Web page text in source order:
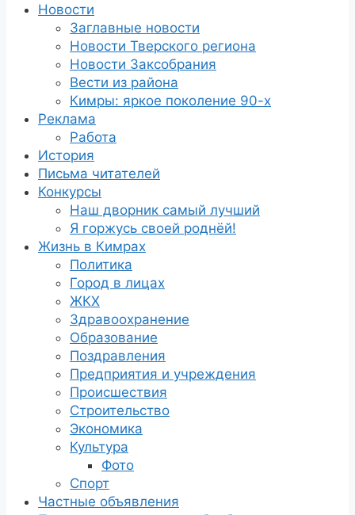
Новости
Заглавные новости
Новости Тверского региона
Новости Заксобрания
Вести из района
Кимры: яркое поколение 90-х
Реклама
Работа
История
Письма читателей
Конкурсы
Наш дворник самый лучший
Я горжусь своей роднёй!
Жизнь в Кимрах
Политика
Город в лицах
ЖКХ
Здравоохранение
Образование
Поздравления
Предприятия и учреждения
Происшествия
Строительство
Экономика
Культура
Фото
Спорт
Частные объявления